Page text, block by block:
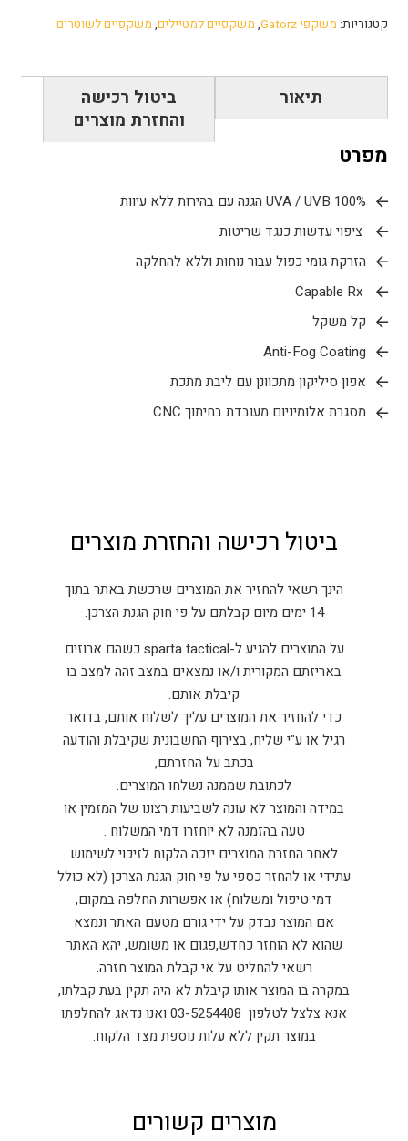
קטגוריות: משקפי Gatorz , משקפיים למטיילים, משקפיים לשוטרים
תיאור
ביטול רכישה
והחזרת מוצרים
מפרט
100% UVA / UVB הגנה עם בהירות ללא עיוות
ציפוי עדשות כנגד שריטות
הזרקת גומי כפול עבור נוחות וללא להחלקה
Capable Rx
קל משקל
Anti-Fog Coating
אפון סיליקון מתכוונן עם ליבת מתכת
מסגרת אלומיניום מעובדת בחיתוך CNC
ביטול רכישה והחזרת מוצרים
הינך רשאי להחזיר את המוצרים שרכשת באתר בתוך
14 ימים מיום קבלתם על פי חוק הגנת הצרכן.
על המוצרים להגיע ל-sparta tactical כשהם ארוזים
באריזתם המקורית ו/או נמצאים במצב זהה למצב בו
קיבלת אותם.
כדי להחזיר את המוצרים עליך לשלוח אותם, בדואר
רגיל או ע"י שליח, בצירוף החשבונית שקיבלת והודעה
בכתב על החזרתם,
לכתובת שממנה נשלחו המוצרים.
במידה והמוצר לא עונה לשביעות רצונו של המזמין או
טעה בהזמנה לא יוחזרו דמי המשלוח .
לאחר החזרת המוצרים יזכה הלקוח לזיכוי לשימוש
עתידי או להחזר כספי על פי חוק הגנת הצרכן (לא כולל
דמי טיפול ומשלוח) או אפשרות החלפה במקום,
אם המוצר נבדק על ידי גורם מטעם האתר ונמצא
שהוא לא הוחזר כחדש,פגום או משומש, יהא האתר
רשאי להחליט על אי קבלת המוצר חזרה.
במקרה בו המוצר אותו קיבלת לא היה תקין בעת קבלתו,
אנא צלצל לטלפון 03-5254408 ואנו נדאג להחלפתו
במוצר תקין ללא עלות נוספת מצד הלקוח.
מוצרים קשורים